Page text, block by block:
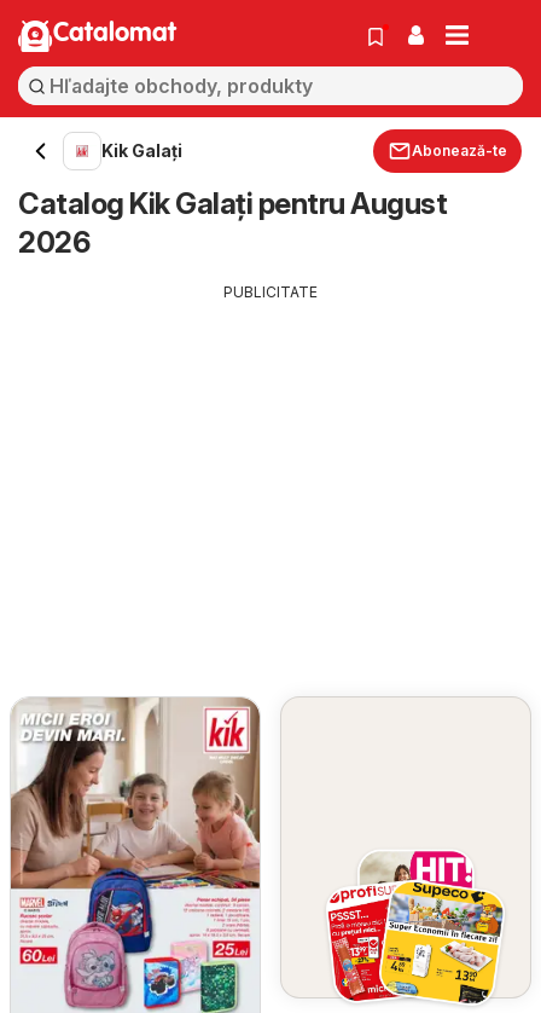
Catalomat
Kik Galați Abonează-te
Catalog Kik Galați pentru August
2026
PUBLICITATE